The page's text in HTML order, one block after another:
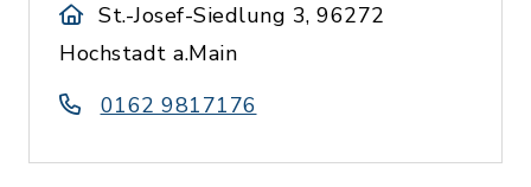
St.-Josef-Siedlung 3, 96272
Hochstadt a.Main
0162 9817176